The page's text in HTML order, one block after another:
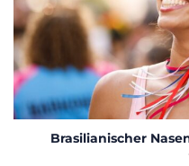
Brasilianischer